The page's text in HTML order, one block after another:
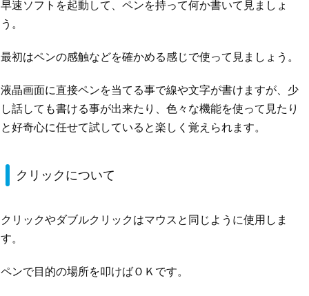
早速ソフトを起動して、ペンを持って何か書いて見ましょ
う。
最初はペンの感触などを確かめる感じで使って見ましょう。
液晶画面に直接ペンを当てる事で線や文字が書けますが、少
し話しても書ける事が出来たり、色々な機能を使って見たり
と好奇心に任せて試していると楽しく覚えられます。
クリックについて
クリックやダブルクリックはマウスと同じように使用しま
す。
ペンで目的の場所を叩けばＯＫです。